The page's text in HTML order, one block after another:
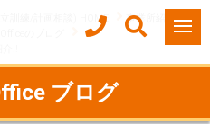
訓練/計画相談) HOME
事業所紹介
!!
ブログ